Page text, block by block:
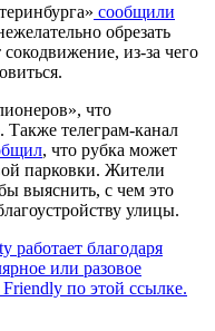
сообщили
обрезать
из-за чего
что
телеграм-канал
, что рубка может
парковки. Жители
выяснить, с чем это
улицы.
благодаря
или разовое
по этой ссылке.